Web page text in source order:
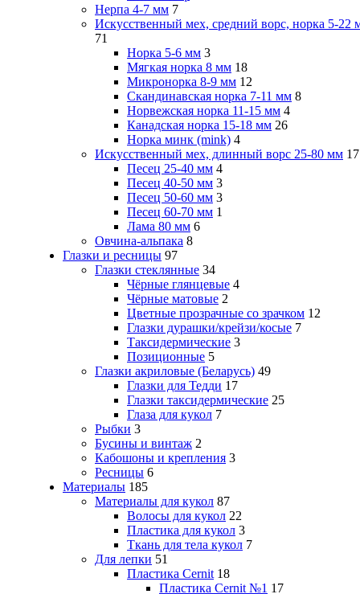
Нерпа 4-7 мм 7
Искусственный мех, средний ворс, норка 5-22
71
Норка 5-6 мм 3
Мягкая норка 8 мм 18
Микронорка 8-9 мм 12
Скандинавская норка 7-11 мм 8
Норвежская норка 11-15 мм 4
Канадская норка 15-18 мм 26
Норка минк (mink) 4
Искусственный мех, длинный ворс 25-80 мм 17
Песец 25-40 мм 4
Песец 40-50 мм 3
Песец 50-60 мм 3
Песец 60-70 мм 1
Лама 80 мм 6
Овчина-альпака 8
Глазки и ресницы 97
Глазки стеклянные 34
Чёрные глянцевые 4
Чёрные матовые 2
Цветные прозрачные со зрачком 12
Глазки дурашки/крейзи/косые 7
Таксидермические 3
Позиционные 5
Глазки акриловые (Беларусь) 49
Глазки для Тедди 17
Глазки таксидермические 25
Глаза для кукол 7
Рыбки 3
Бусины и винтаж 2
Кабошоны и крепления 3
Ресницы 6
Материалы 185
Материалы для кукол 87
Волосы для кукол 22
Пластика для кукол 3
Ткань для тела кукол 7
Для лепки 51
Пластика Cernit 18
Пластика Cernit №1 17